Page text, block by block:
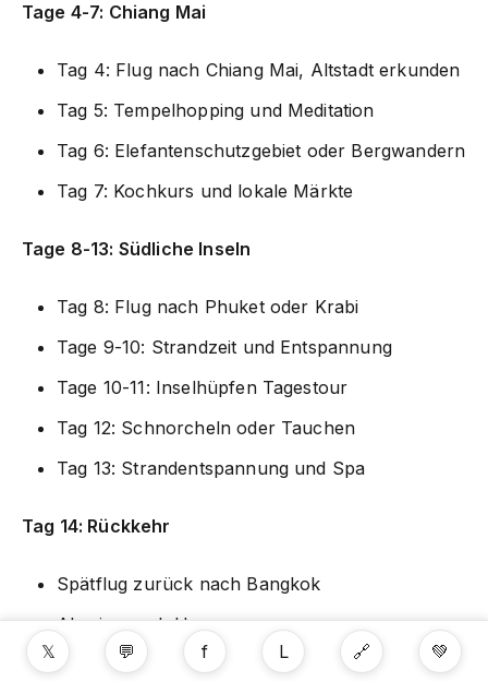
Tage 4-7: Chiang Mai
Tag 4: Flug nach Chiang Mai, Altstadt erkunden
Tag 5: Tempelhopping und Meditation
Tag 6: Elefantenschutzgebiet oder Bergwandern
Tag 7: Kochkurs und lokale Märkte
Tage 8-13: Südliche Inseln
Tag 8: Flug nach Phuket oder Krabi
Tage 9-10: Strandzeit und Entspannung
Tage 10-11: Inselhüpfen Tagestour
Tag 12: Schnorcheln oder Tauchen
Tag 13: Strandentspannung und Spa
Tag 14: Rückkehr
Spätflug zurück nach Bangkok
Abreise nach Hause
𝕏 💬 f L 🔗 💚